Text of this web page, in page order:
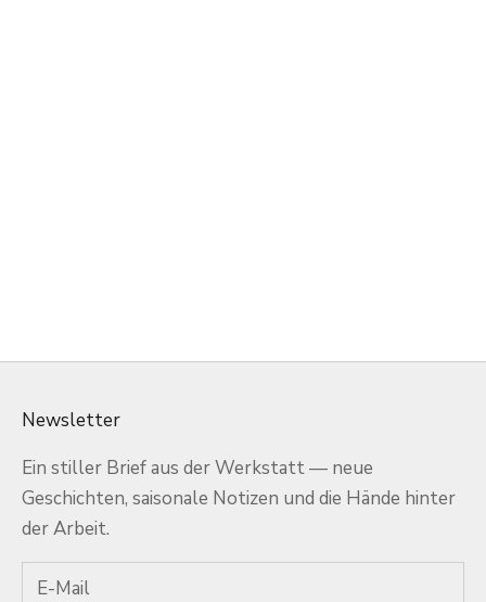
Newsletter
Ein stiller Brief aus der Werkstatt — neue
Geschichten, saisonale Notizen und die Hände hinter
der Arbeit.